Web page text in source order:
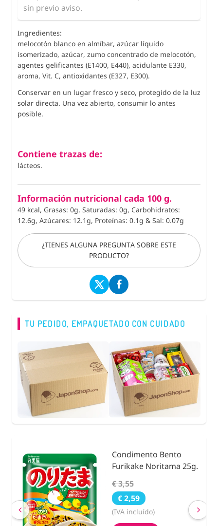
sin previo aviso.
Ingredientes:
melocotón blanco en almíbar, azúcar líquido
isomerizado, azúcar, zumo concentrado de melocotón,
agentes gelificantes (E1400, E440), acidulante E330,
aroma, Vit. C, antioxidantes (E327, E300).
Conservar en un lugar fresco y seco, protegido de la luz
solar directa. Una vez abierto, consumir lo antes
posible.
Contiene trazas de:
lácteos.
Información nutricional cada 100 g.
49 kcal, Grasas: 0g, Saturadas: 0g, Carbohidratos:
12.6g, Azúcares: 12.1g, Proteínas: 0.1g & Sal: 0.07g
¿TIENES ALGUNA PREGUNTA SOBRE ESTE
PRODUCTO?
TU PEDIDO, EMPAQUETADO CON CUIDADO
Condimento Bento
Furikake Noritama 25g.
€ 3,55
€ 2,59
(IVA incluído)